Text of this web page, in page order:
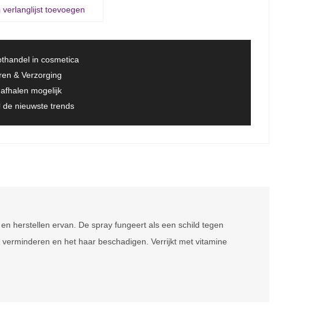
verlanglijst toevoegen
in cosmetica
& Verzorging
mogelijk
de nieuwste trends
herstellen ervan. De spray fungeert als een schild tegen
en het haar beschadigen. Verrijkt met vitamine